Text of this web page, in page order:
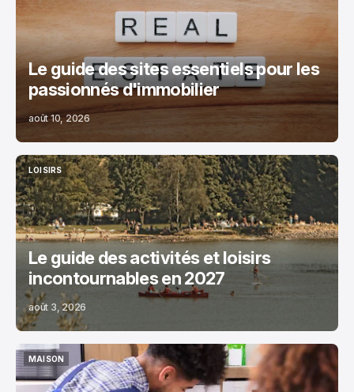
Le guide des sites essentiels pour les
passionnés d'immobilier
août 10, 2026
LOISIRS
LOISIRS
Le guide des activités et loisirs
incontournables en 2027
août 3, 2026
MAISON
MAISON